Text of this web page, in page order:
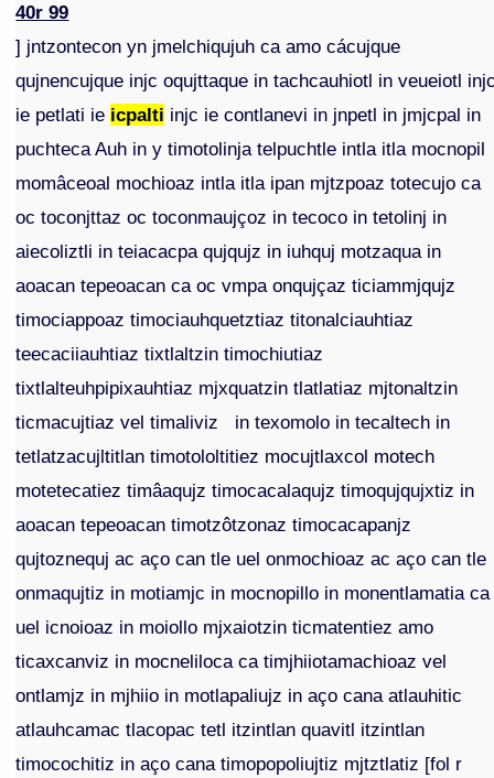
40r 99
] jntzontecon yn jmelchiqujuh ca amo cácujque
qujnencujque injc oqujttaque in tachcauhiotl in veueiotl
ie petlati ie icpalti injc ie contlanevi in jnpetl in jmjcpal in
puchteca Auh in y timotolinja telpuchtle intla itla mocnopil
momâceoal mochioaz intla itla ipan mjtzpoaz totecujo ca
oc toconjttaz oc toconmaujçoz in tecoco in tetolinj in
aiecoliztli in teiacacpa qujqujz in iuhquj motzaqua in
aoacan tepeoacan ca oc vmpa onqujçaz ticiammjqujz
timociappoaz timociauhquetztiaz titonalciauhtiaz
teecaciiauhtiaz tixtlaltzin timochiutiaz
tixtlalteuhpipixauhtiaz mjxquatzin tlatlatiaz mjtonaltzin
ticmacujtiaz vel timaliviz in texomolo in tecaltech in
tetlatzacujltitlan timotololtitiez mocujtlaxcol motech
motetecatiez timâaqujz timocacalaqujz timoqujqujxtiz in
aoacan tepeoacan timotzôtzonaz timocacapanjz
qujtoznequj ac aço can tle uel onmochioaz ac aço can tle
onmaqujtiz in motiamjc in mocnopillo in monentlamatia ca
uel icnoioaz in moiollo mjxaiotzin ticmatentiez amo
ticaxcanviz in mocneliloca ca timjhiiotamachioaz vel
ontlamjz in mjhiio in motlapaliujz in aço cana atlauhitic
atlauhcamac tlacopac tetl itzintlan quavitl itzintlan
timocochitiz in aço cana timopopoliujtiz mjtztlatiz [fol r